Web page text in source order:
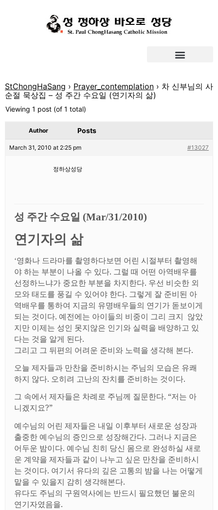
StChongHaSang › Prayer_contemplation › 차 신부님의 사
순절 묵상집 – 성 주간 수요일 (연기자의 삶)
Viewing 1 post (of 1 total)
Author Posts
March 31, 2010 at 2:25 pm #13027
정하상성당
성 주간 수요일 (Mar/31/2010)
연기자의 삶
‘영화나 드라마를 촬영하다보면 어린 시절부터 촬영해
야 하는 부분이 나올 수 있다. 그럴 때 어떤 아역배우를
선정하느냐가 중요한 부분을 차지한다. 우선 비슷한 외
모와 태도를 풍길 수 있어야 한다. 그렇게 잘 준비된 아
역배우를 통하여 지금의 유명배우들의 연기가 돋보이게
되는 것이다. 예전에는 아이들의 비중이 그리 크지 않았
지만 이제는 성인 못지않은 인기와 실력을 배양하고 있
다는 것을 알게 된다.
그리고 그 뒤편의 어려운 준비와 노력을 생각해 본다.
오늘 제자들과 만찬을 준비하시는 주님의 모습은 유쾌
하지 않다. 오히려 고난의 잔치를 준비하는 것이다.
그 속에서 제자들은 차례로 주님께 질문한다. “저는 아
니겠지요?”
예수님의 어린 제자들은 내일 이후부터 새로운 성장과
출중한 예수님의 증인으로 성장해간다. 그러나 지금은
어두운 밤이다. 예수님 친히 당신 몸으로 완성하실 새로
운 계약을 제자들과 같이 나누고 싶은 만찬을 준비하시
는 것이다. 여기서 유다의 깊은 고통의 밤을 나는 어떻게
맡을 수 있을지 감히 생각해본다.
유다도 주님의 구원역사에는 반드시 필요했던 불운의
연기자였음을.